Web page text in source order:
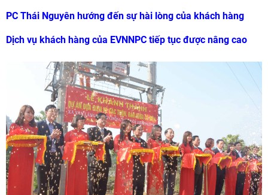
PC Thái Nguyên hướng đến sự hài lòng của khách hàng
Dịch vụ khách hàng của EVNNPC tiếp tục được nâng cao